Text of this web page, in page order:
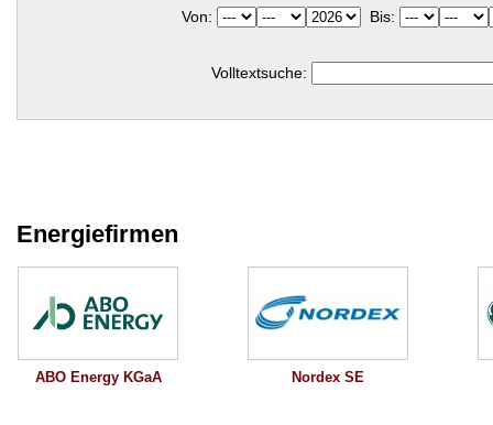
Von: Bis:
Volltextsuche:
Energiefirmen
ABO Energy KGaA Nordex SE